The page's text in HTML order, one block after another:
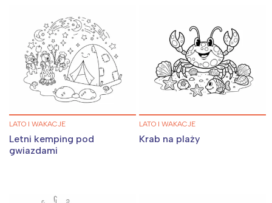
LATO I WAKACJE
Letni kemping pod
gwiazdami
LATO I WAKACJE
Krab na plaży